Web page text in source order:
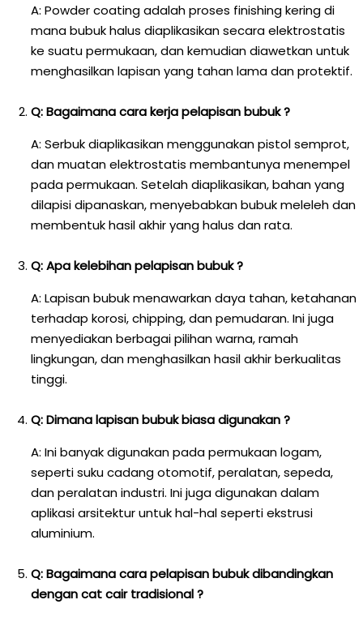
A: Powder coating adalah proses finishing kering di
mana bubuk halus diaplikasikan secara elektrostatis
ke suatu permukaan, dan kemudian diawetkan untuk
menghasilkan lapisan yang tahan lama dan protektif.
Q: Bagaimana cara kerja pelapisan bubuk ?
A: Serbuk diaplikasikan menggunakan pistol semprot,
dan muatan elektrostatis membantunya menempel
pada permukaan. Setelah diaplikasikan, bahan yang
dilapisi dipanaskan, menyebabkan bubuk meleleh dan
membentuk hasil akhir yang halus dan rata.
Q: Apa kelebihan pelapisan bubuk ?
A: Lapisan bubuk menawarkan daya tahan, ketahanan
terhadap korosi, chipping, dan pemudaran. Ini juga
menyediakan berbagai pilihan warna, ramah
lingkungan, dan menghasilkan hasil akhir berkualitas
tinggi.
Q: Dimana lapisan bubuk biasa digunakan ?
A: Ini banyak digunakan pada permukaan logam,
seperti suku cadang otomotif, peralatan, sepeda,
dan peralatan industri. Ini juga digunakan dalam
aplikasi arsitektur untuk hal-hal seperti ekstrusi
aluminium.
Q: Bagaimana cara pelapisan bubuk dibandingkan
dengan cat cair tradisional ?